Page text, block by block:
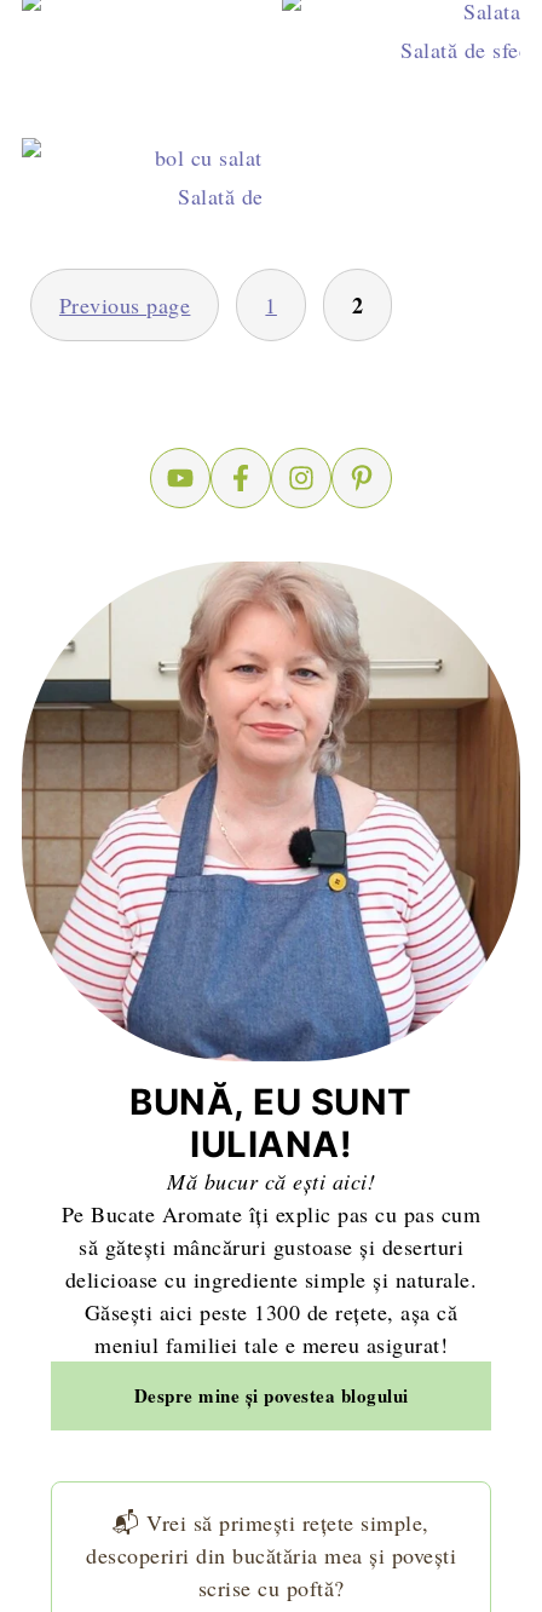
Salată de boeuf
Salată de
Salată de linte cu legume proaspete
PAGINAȚIE
ARTICOLE
Previous page 1 2
BUNĂ, EU SUNT
IULIANA!
Mă bucur că ești aici!
Pe Bucate Aromate îți explic pas cu pas cum
să gătești mâncăruri gustoase și deserturi
delicioase cu ingrediente simple și naturale.
Găsești aici peste 1300 de rețete, așa că
meniul familiei tale e mereu asigurat!
Despre mine și povestea blogului
📬 Vrei să primești rețete simple,
descoperiri din bucătăria mea și povești
scrise cu poftă?